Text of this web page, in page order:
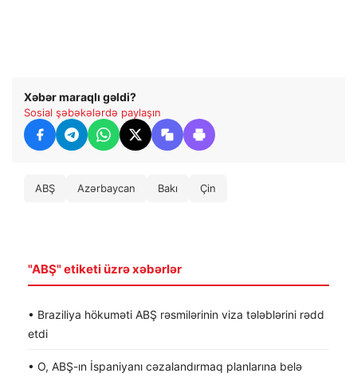
Xəbər maraqlı gəldi?
Sosial şəbəkələrdə paylaşın
ABŞ Azərbaycan Bakı Çin
"ABŞ" etiketi üzrə xəbərlər
• Braziliya hökuməti ABŞ rəsmilərinin viza tələblərini rədd
etdi
• O, ABŞ-ın İspaniyanı cəzalandırmaq planlarına belə